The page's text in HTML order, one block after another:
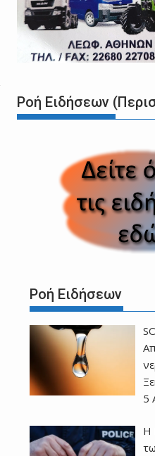
Ροή Ειδήσεων
Ροή Ειδήσεων
5
Η